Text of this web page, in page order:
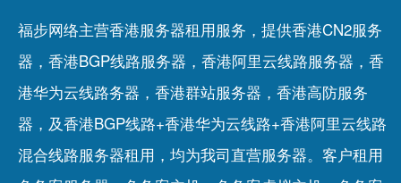
福步网络主营香港服务器租用服务，提供香港CN2服务
器，香港BGP线路服务器，香港阿里云线路服务器，香
港华为云线路务器，香港群站服务器，香港高防服务
器，及香港BGP线路+香港华为云线路+香港阿里云线路
混合线路服务器租用，均为我司直营服务器。客户租用